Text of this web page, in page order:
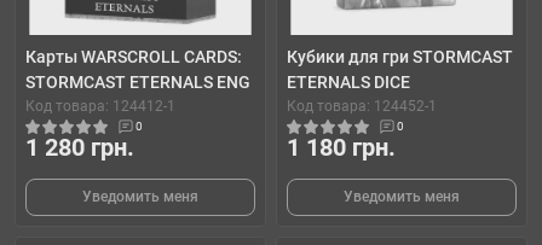
Карты WARSCROLL CARDS:
STORMCAST ETERNALS ENG
Код товара: 124412-1
0
1 280 грн.
Уведомить меня
Кубики для гри STORMCAST
ETERNALS DICE
Код товара: 124452-1
0
1 180 грн.
Уведомить меня